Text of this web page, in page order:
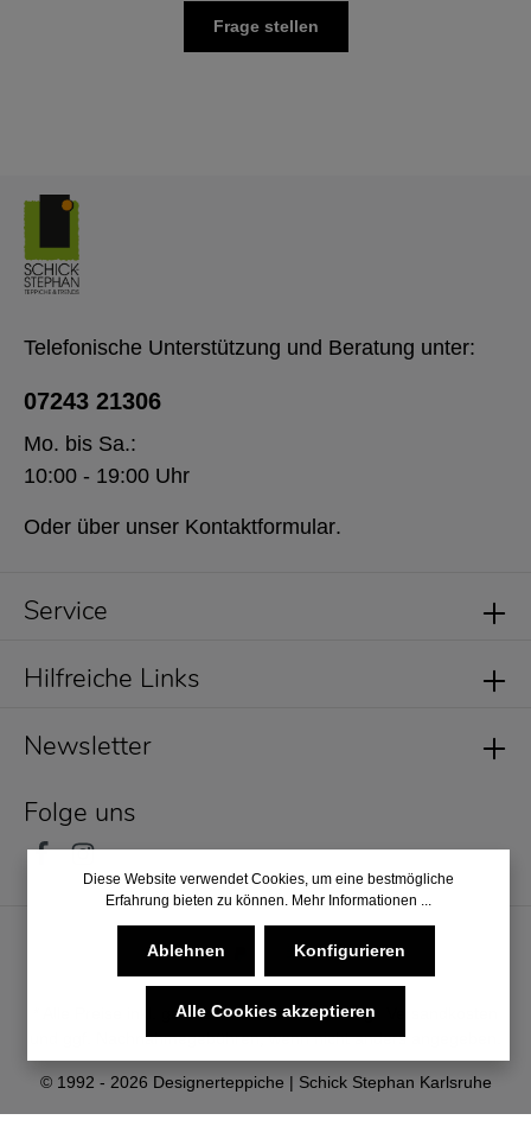
Frage stellen
Service
Newsletter
Folge uns
Telefonische Unterstützung und Beratung unter:
07243 21306
Mo. bis Sa.:
10:00 - 19:00 Uhr
Oder über unser Kontaktformular.
Hilfreiche Links
© 1992 - 2026 Designerteppiche | Schick Stephan Karlsruhe
* Alle Preise inkl. gesetzl. Mehrwertsteuer zzgl.
und ggf. Nachnahmegebühren, wenn nicht anders angegeben.
Diese Website verwendet Cookies, um eine bestmögliche
Erfahrung bieten zu können. Mehr Informationen ...
Ablehnen Konfigurieren
Alle Cookies akzeptieren